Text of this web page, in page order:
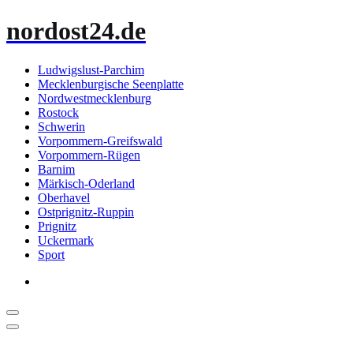
Inhalt
nordost24.de
Ludwigslust-Parchim
Mecklenburgische Seenplatte
Nordwestmecklenburg
Rostock
Schwerin
Vorpommern-Greifswald
Vorpommern-Rügen
Barnim
Märkisch-Oderland
Oberhavel
Ostprignitz-Ruppin
Prignitz
Uckermark
Sport